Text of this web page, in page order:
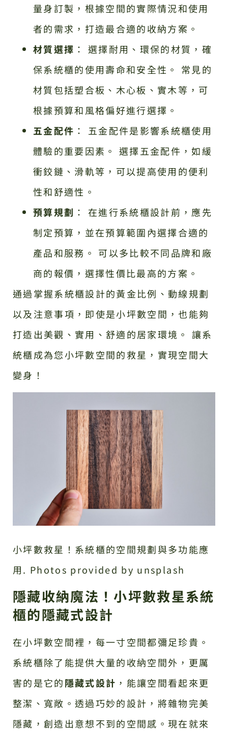
量身訂製，根據空間的實際情況和使用
者的需求，打造最合適的收納方案。
材質選擇 ： 選擇耐用、環保的材質，確
保系統櫃的使用壽命和安全性。 常見的
材質包括塑合板、木心板、實木等，可
根據預算和風格偏好進行選擇。
五金配件 ： 五金配件是影響系統櫃使用
體驗的重要因素。 選擇五金配件，如緩
衝鉸鏈、滑軌等，可以提高使用的便利
性和舒適性。
預算規劃 ： 在進行系統櫃設計前，應先
制定預算，並在預算範圍內選擇合適的
產品和服務。 可以多比較不同品牌和廠
商的報價，選擇性價比最高的方案。
通過掌握系統櫃設計的黃金比例、動線規劃
以及注意事項，即使是小坪數空間，也能夠
打造出美觀、實用、舒適的居家環境。 讓系
統櫃成為您小坪數空間的救星，實現空間大
變身！
小坪數救星！系統櫃的空間規劃與多功能應
用. Photos provided by unsplash
隱藏收納魔法！小坪數救星系統
櫃的隱藏式設計
在小坪數空間裡，每一寸空間都彌足珍貴。
系統櫃除了能提供大量的收納空間外，更厲
害的是它的隱藏式設計 ，能讓空間看起來更
整潔、寬敞。透過巧妙的設計，將雜物完美
隱藏，創造出意想不到的空間感。現在就來